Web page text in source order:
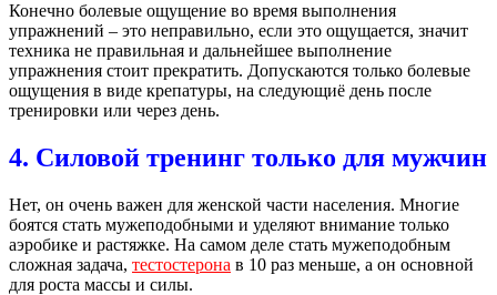
Конечно болевые ощущение во время выполнения
упражнений – это неправильно, если это ощущается, значит
техника не правильная и дальнейшее выполнение
упражнения стоит прекратить. Допускаются только болевые
ощущения в виде крепатуры, на следующиё день после
тренировки или через день.
4. Силовой тренинг только для мужчин
Нет, он очень важен для женской части населения. Многие
боятся стать мужеподобными и уделяют внимание только
аэробике и растяжке. На самом деле стать мужеподобным
сложная задача, тестостерона в 10 раз меньше, а он основной
для роста массы и силы.